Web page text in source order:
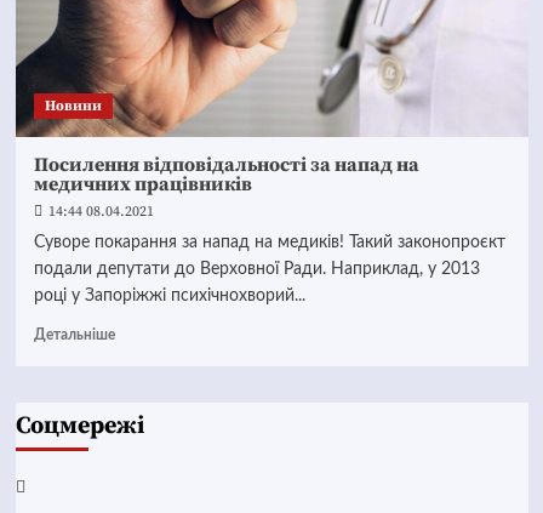
Новини
Посилення відповідальності за напад на
медичних працівників
14:44 08.04.2021
Суворе покарання за напад на медиків! Такий законопроєкт
подали депутати до Верховної Ради. Наприклад, у 2013
році у Запоріжжі психічнохворий...
Детальніше
Соцмережі
Facebook